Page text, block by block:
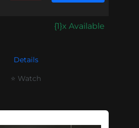
{1}x Available
Details
⭐ Watch